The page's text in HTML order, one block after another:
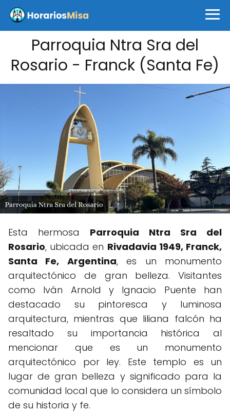
Parroquia Ntra Sra del
Rosario - Franck (Santa Fe)
Esta hermosa Parroquia Ntra Sra del
Rosario, ubicada en Rivadavia 1949, Franck,
Santa Fe, Argentina, es un monumento
arquitectónico de gran belleza. Visitantes
como Iván Arnold y Ignacio Puente han
destacado su pintoresca y luminosa
arquitectura, mientras que liliana falcón ha
resaltado su importancia histórica al
mencionar que es un monumento
arquitectónico por ley. Este templo es un
lugar de gran belleza y significado para la
comunidad local que lo considera un símbolo
de su historia y fe.